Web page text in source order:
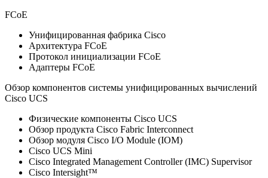
FCoE
Унифицированная фабрика Cisco
Архитектура FCoE
Протокол инициализации FCoE
Адаптеры FCoE
Обзор компонентов системы унифицированных вычислений
Cisco UCS
Физические компоненты Cisco UCS
Обзор продукта Cisco Fabric Interconnect
Обзор модуля Cisco I/O Module (IOM)
Cisco UCS Mini
Cisco Integrated Management Controller (IMC) Supervisor
Cisco Intersight™